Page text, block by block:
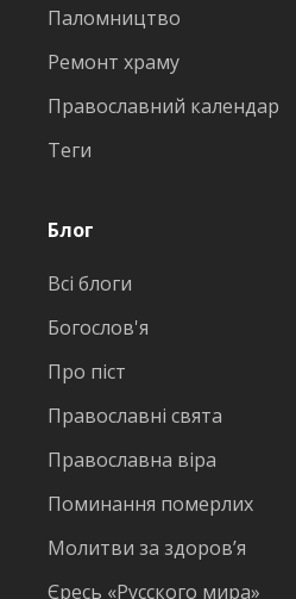
Паломництво
Ремонт храму
Православний календар
Теги
Блог
Всі блоги
Богослов'я
Про піст
Православні свята
Православна віра
Поминання померлих
Молитви за здоров’я
Єресь «Русского мира»